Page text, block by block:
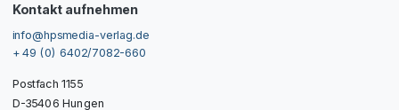
Kontakt aufnehmen
info@hpsmedia-verlag.de
+ 49 (0) 6402/7082-660
Postfach 1155
D-35406 Hungen